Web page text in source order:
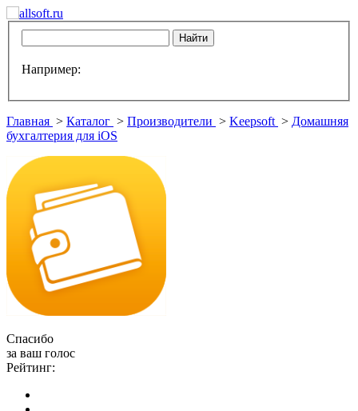
Например:
Главная > Каталог > Производители > Keepsoft > Домашняя
бухгалтерия для iOS
Спасибо
за ваш голос
Рейтинг: